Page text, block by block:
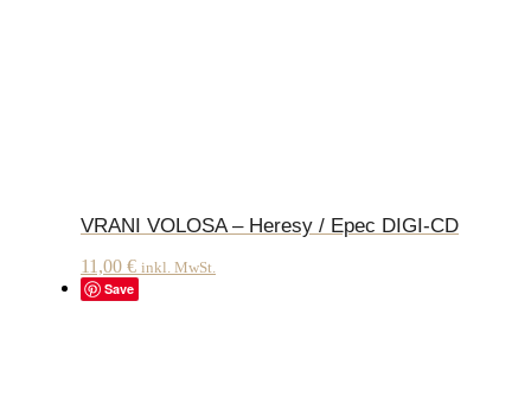
VRANI VOLOSA – Heresy / Epec DIGI-CD
11,00 € inkl. MwSt.
Save